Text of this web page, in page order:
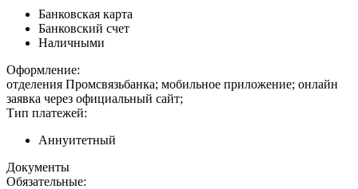
Банковская карта
Банковский счет
Наличными
Оформление:
отделения Промсвязьбанка; мобильное приложение; онлайн
заявка через официальный сайт;
Тип платежей:
Аннуитетный
Документы
Обязательные: